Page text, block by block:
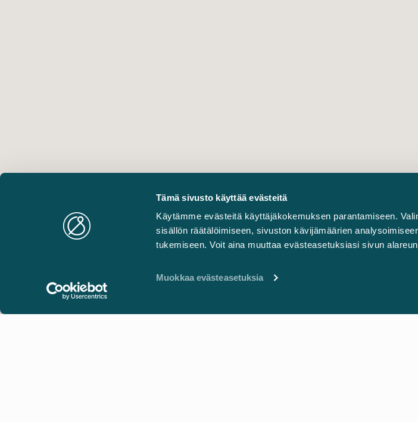
Tämä sivusto käyttää evästeitä
Käytämme evästeitä käyttäjäkokemuksen parantamiseen.
sisällön räätälöimiseen, sivuston kävijämäärien
tukemiseen. Voit aina muuttaa evästeasetuksiasi sivun
Muokkaa evästeasetuksia